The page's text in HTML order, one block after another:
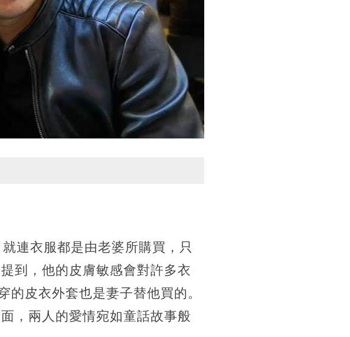
連衣服都是由老婆所購買，只
到，他的皮膚敏感會對許多衣
皮衣外套也是妻子替他買的。
，兩人的愛情宛如童話故事般